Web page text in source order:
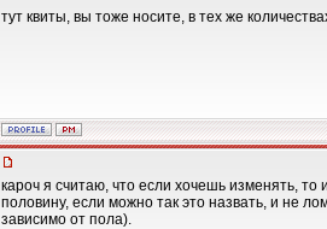
тут квиты, вы тоже носите, в тех же
кароч я считаю, что если хочешь изменять,
половину, если можно так это назвать, и не
зависимо от пола).